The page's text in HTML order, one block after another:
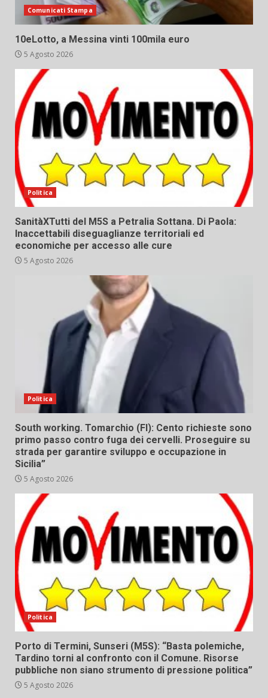
Comunicati Stampa
10eLotto, a Messina vinti 100mila euro
5 Agosto 2026
Politica
SanitàXTutti del M5S a Petralia Sottana. Di Paola:
Inaccettabili diseguaglianze territoriali ed
economiche per accesso alle cure
5 Agosto 2026
Politica
South working. Tomarchio (FI): Cento richieste sono
primo passo contro fuga dei cervelli. Proseguire su
strada per garantire sviluppo e occupazione in
Sicilia”
5 Agosto 2026
Politica
Porto di Termini, Sunseri (M5S): “Basta polemiche,
Tardino torni al confronto con il Comune. Risorse
pubbliche non siano strumento di pressione politica”
5 Agosto 2026